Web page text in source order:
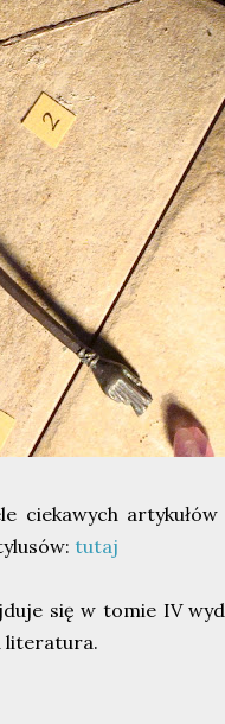
ciekawych
tutaj
się w tomie IV
literatura.